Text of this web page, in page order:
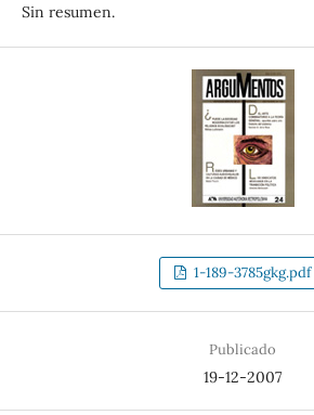
Sin resumen.
1-189-3785gkg.pdf
Publicado
19-12-2007